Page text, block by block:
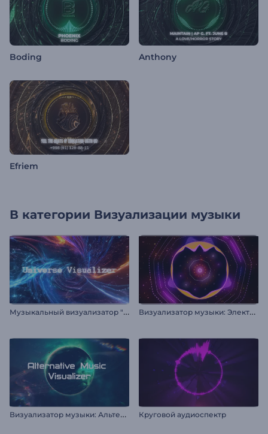
Boding Anthony
Efriem
В категории Визуализации музыки
М
узыкальный визуализатор "Галактическое путешествие" В
изуализатор музыки: Электро-хаус
В
изуализатор музыки: Альтернатива Круговой аудиоспектр